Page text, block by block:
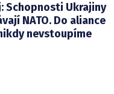
Schopnosti Ukrajiny
NATO. Do aliance
nevstoupíme